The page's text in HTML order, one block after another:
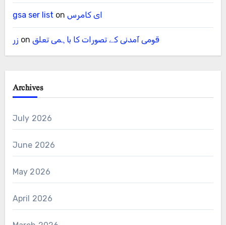
gsa ser list on ای کامرس
زر on قومی آمدنی کے تصورات کا باہمی تعلق
Archives
July 2026
June 2026
May 2026
April 2026